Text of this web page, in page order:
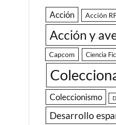
Acción Acción
Acción y
Capcom Ciencia
Coleccionismo
Desarrollo